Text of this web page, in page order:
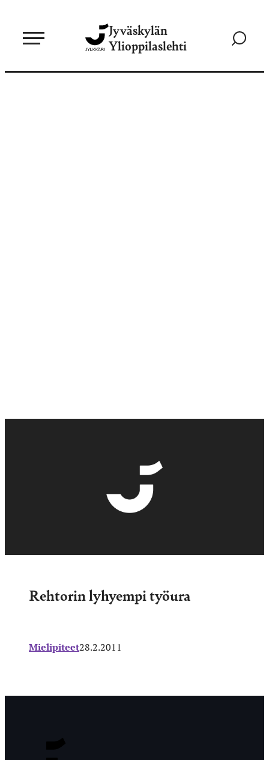
sisältöön
Jyväskylän
Ylioppilaslehti
Siirry
Rehtorin lyhyempi työura
Mielipiteet28.2.2011